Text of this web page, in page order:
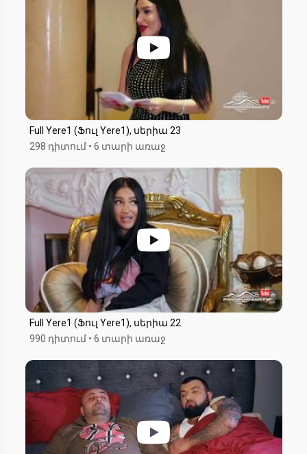
Full Yere1 (Ֆուլ Yere1), սերիա 23
298 դիտում• 6 տարի առաջ
Full Yere1 (Ֆուլ Yere1), սերիա 22
990 դիտում• 6 տարի առաջ